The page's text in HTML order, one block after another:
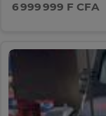
6 999 999 F CFA